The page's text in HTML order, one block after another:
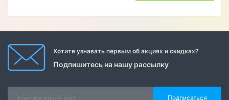
Хотите узнавать первым об акциях и скидках?
Подпишитесь на нашу рассылку
Подписаться